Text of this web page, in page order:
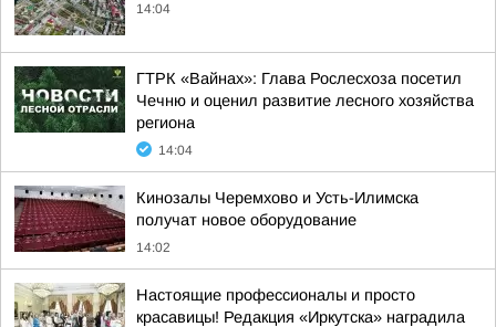
14:04
ГТРК «Вайнах»: Глава Рослесхоза посетил
Чечню и оценил развитие лесного хозяйства
региона
14:04
Кинозалы Черемхово и Усть-Илимска
получат новое оборудование
14:02
Настоящие профессионалы и просто
красавицы! Редакция «Иркутска» наградила